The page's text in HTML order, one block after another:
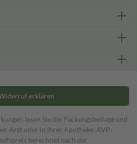
erklären
lesen Sie die Packungsbeilage und
Arzt oder in Ihrer Apotheke. AVP:
berechnet nach der